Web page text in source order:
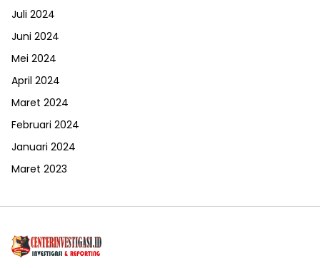
Juli 2024
Juni 2024
Mei 2024
April 2024
Maret 2024
Februari 2024
Januari 2024
Maret 2023